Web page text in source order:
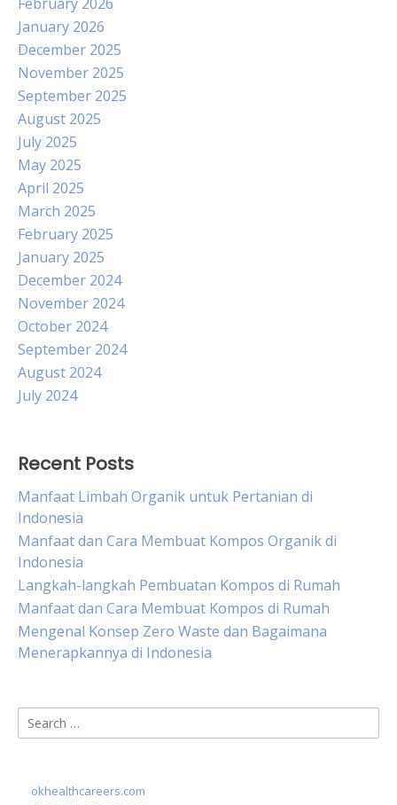
January 2026
December 2025
November 2025
September 2025
August 2025
July 2025
May 2025
April 2025
March 2025
February 2025
January 2025
December 2024
November 2024
October 2024
September 2024
August 2024
July 2024
Recent Posts
Manfaat Limbah Organik untuk Pertanian di
Indonesia
Manfaat dan Cara Membuat Kompos Organik di
Indonesia
Langkah-langkah Pembuatan Kompos di Rumah
Manfaat dan Cara Membuat Kompos di Rumah
Mengenal Konsep Zero Waste dan Bagaimana
Menerapkannya di Indonesia
Search
for:
okhealthcareers.com